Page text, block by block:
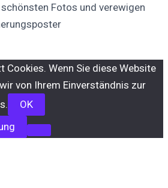
Fotos und verewigen
Cookies. Wenn Sie diese Website
von Ihrem Einverständnis zur
OK